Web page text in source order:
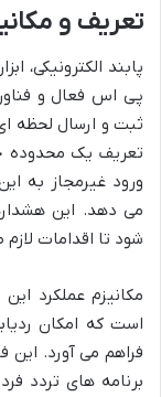
تعریف و
پابند
پی اس فعال و
ثبت و ارسال لحظه
تعریف یک محدوده
ورود غیرمجاز به
می دهد. این
شود تا اقدامات
مکانیزم عملکرد
است که امکان
فراهم می آورد. این
برنامه های تردد